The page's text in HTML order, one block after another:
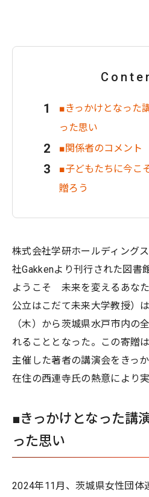
■きっかけとなった
った思い
■関係者のコメント
■子どもたちに今こ
贈ろう
株式会社学研ホールディング
社Gakkenより刊行された図書
ようこそ 未来を変えるあなた
公立はこだて未来大学教授）
（木）から茨城県水戸市内の
れることとなった。この寄贈
主催した著者の講演会をきっ
在住の西連寺氏の熱意により
■きっかけとなった講
った思い
2024年11月、茨城県女性団体